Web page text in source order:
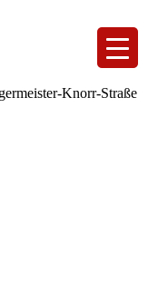
Knorr-Straße